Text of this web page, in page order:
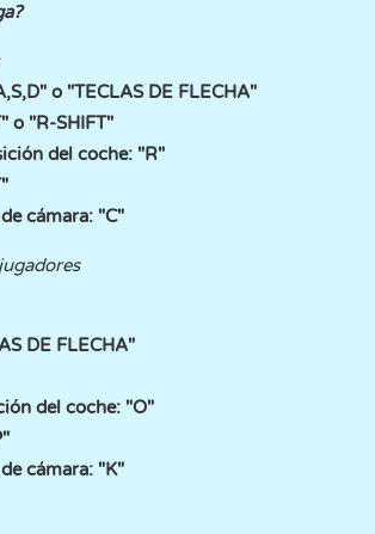
o "TECLAS DE FLECHA"
o "R-SHIFT"
del coche: "R"
cámara: "C"
DE FLECHA"
del coche: "O"
cámara: "K"